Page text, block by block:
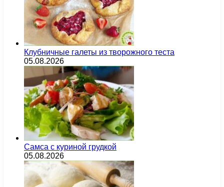
Клубничные галеты из творожного теста
05.08.2026
Самса с куриной грудкой
05.08.2026